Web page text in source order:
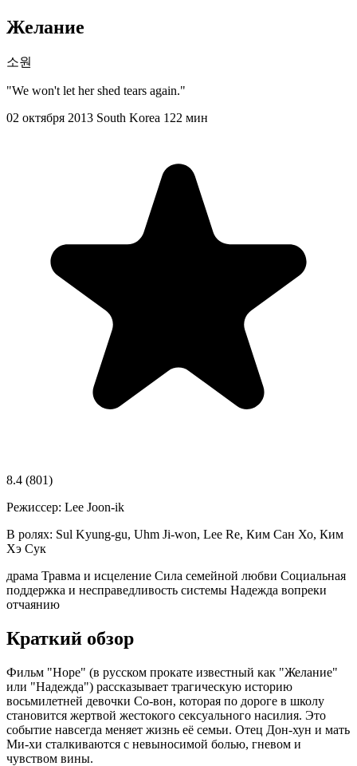
Желание
소원
"We won't let her shed tears again."
02 октября 2013 South Korea 122 мин
8.4 (801)
Режиссер: Lee Joon-ik
В ролях: Sul Kyung-gu, Uhm Ji-won, Lee Re, Ким Сан Хо, Ким
Хэ Сук
драма Травма и исцеление Сила семейной любви Социальная
поддержка и несправедливость системы Надежда вопреки
отчаянию
Краткий обзор
Фильм "Hope" (в русском прокате известный как "Желание"
или "Надежда") рассказывает трагическую историю
восьмилетней девочки Со-вон, которая по дороге в школу
становится жертвой жестокого сексуального насилия. Это
событие навсегда меняет жизнь её семьи. Отец Дон-хун и мать
Ми-хи сталкиваются с невыносимой болью, гневом и
чувством вины.